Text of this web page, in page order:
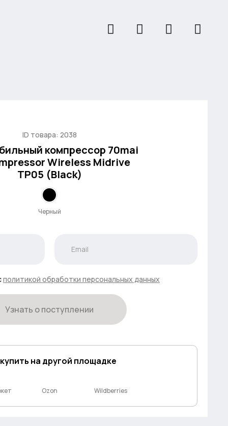
ID товара: 2038
компрессор 70mai
Wireless Midrive
TP05 (Black)
Черный
политикой обработки персональных данных
Узнать о поступлении
на другой площадке
Ozon Wildberries